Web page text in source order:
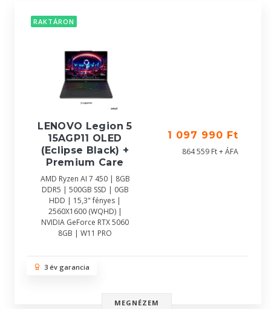
RAKTÁRON
LENOVO Legion 5
15AGP11 OLED
(Eclipse Black) +
Premium Care
AMD Ryzen AI 7 450 | 8GB
DDR5 | 500GB SSD | 0GB
HDD | 15,3" fényes |
2560X1600 (WQHD) |
NVIDIA GeForce RTX 5060
8GB | W11 PRO
1 097 990 Ft
864 559 Ft + ÁFA
3 év garancia
MEGNÉZEM